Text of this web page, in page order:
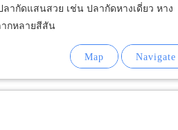
ากัดแสนสวย เช่น ปลากัดหางเดี่ยว หาง
ากหลายสีสัน